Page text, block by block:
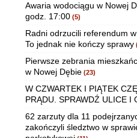
Awaria wodociągu w Nowej
godz. 17:00 (5)
Radni odrzucili referendum
To jednak nie kończy sprawy
Pierwsze zebrania
w Nowej Dębie (23)
W CZWARTEK I PIĄTEK
PRĄDU. SPRAWDŹ ULICE I
62 zarzuty dla 11
zakończyli śledztwo w